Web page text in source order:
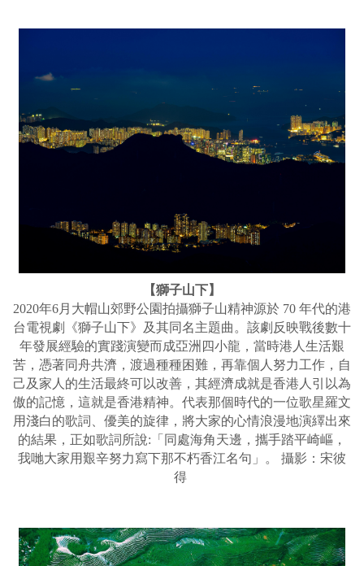
【獅子山下】
2020年6月大帽山郊野公園拍攝獅子山精神源於 70 年代的港
台電視劇《獅子山下》及其同名主題曲。該劇反映戰後數十
年發展經驗的實踐演變而成亞洲四小龍，當時港人生活艱
苦，憑著同舟共濟，渡過種種困難，再靠個人努力工作，自
己及家人的生活最終可以改善，其經濟成就是香港人引以為
傲的記憶，這就是香港精神。代表那個時代的一位歌星羅文
用淺白的歌詞、優美的旋律，將大家的心情浪漫地演繹出來
的結果，正如歌詞所說:「同處海角天邊，攜手踏平崎嶇，
我哋大家用艱辛努力寫下那不朽香江名句」。 攝影：宋彼
得